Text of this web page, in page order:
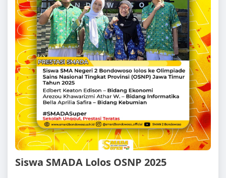
Siswa SMADA Lolos OSNP 2025